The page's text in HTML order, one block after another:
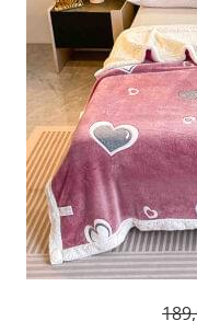
Cearceaf cu elastic
Cearceaf normal
Lenjerii De Pat
Lenjerii De Pat
Persoane
Lenjerii De Pat
Matlasate, 2 Persoane
Lenjerii De Pat
Persoane
Lenjerii De Pat Volanase
Lenjerii De Pat, Finet